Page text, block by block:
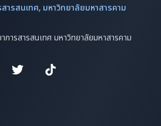
ารสนเทศ, มหาวิทยาลัยมหาสารคาม
ารสารสนเทศ มหาวิทยาลัยมหาสารคาม